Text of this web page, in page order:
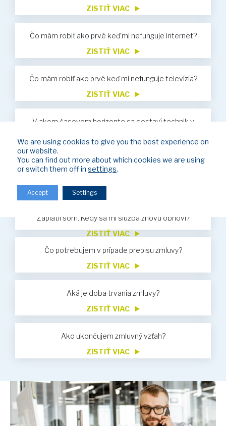
ZISTIŤ VIAC
Čo mám robiť ako prvé keď mi nefunguje internet?
ZISTIŤ VIAC
Čo mám robiť ako prvé keď mi nefunguje televízia?
ZISTIŤ VIAC
V akom časovom horizonte sa dostaví technik v
ZISTIŤ VIAC
Nevyhnutné údaje pre vykonávanie úhrad za služby
Zaplatil som. Kedy sa mi služba znovu obnoví?
ZISTIŤ VIAC
Čo potrebujem v prípade prepisu zmluvy?
ZISTIŤ VIAC
Aká je doba trvania zmluvy?
ZISTIŤ VIAC
Ako ukončujem zmluvný vzťah?
ZISTIŤ VIAC
We are using cookies to give you the best experience on
our website.
You can find out more about which cookies we are using
or switch them off in settings
Accept Settings